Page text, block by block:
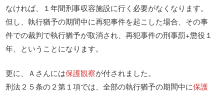
なければ、１年間刑事収容施設に行く必要がなくなります。
但し、執行猶予の期間中に再犯事件を起こした場合、その事
件での裁判で執行猶予が取消され、再犯事件の刑事罰+懲役１
年、ということになります。
更に、Ａさんには保護観察が付されました。
刑法２５条の２第１項では、全部の執行猶予の期間中に保護